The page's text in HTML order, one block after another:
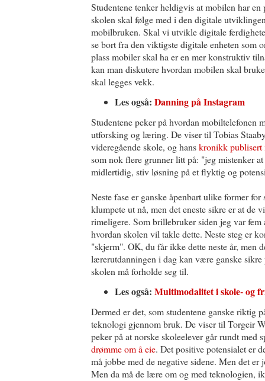
Studentene tenker heldigvis at mobilen har en
skolen skal følge med i den digitale
mobilbruken. Skal vi utvikle digitale
se bort fra den viktigste digitale enheten som
plass mobiler skal ha er en mer konstruktiv
kan man diskutere hvordan mobilen skal
skal legges vekk.
Les også: Danning på Instagram
Studentene peker på hvordan mobiltelefonen
utforsking og læring. De viser til Tobias
videregående skole, og hanskronikk
som nok flere grunner litt på: "jeg mistenker
midlertidig, stiv løsning på et flyktig og
Neste fase er ganske åpenbart ulike former
klumpete ut nå, men det eneste sikre er at de
rimeligere. Som brillebruker siden jeg var fem
hvordan skolen vil takle dette. Neste steg er
"skjerm". OK, du får ikke dette neste år, men
lærerutdanningen i dag kan være ganske
skolen må forholde seg til.
Les også: Multimodalitet i skole- og
Dermed er det, som studentene ganske riktig
teknologi gjennom bruk. De viser til Torgeir
peker på at norske skoleelever går rundt med
drømme om å eie. Det positive potensialet er
må jobbe med de negative sidene. Men det
Men da må de lære om og med teknologien,